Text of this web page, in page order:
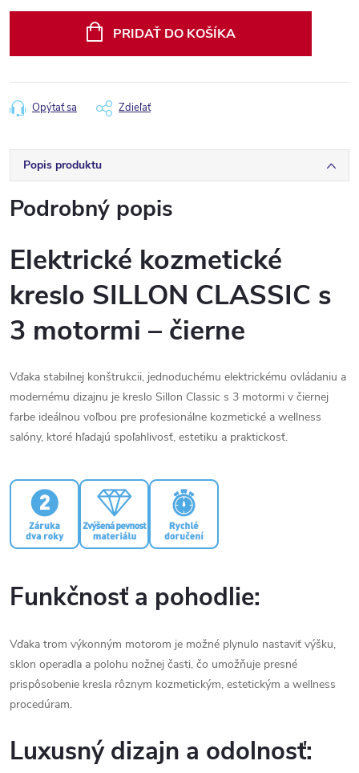
PRIDAŤ DO KOŠÍKA
Opýtať sa Zdieľať
Popis produktu
Podrobný popis
Elektrické kozmetické
kreslo SILLON CLASSIC s
3 motormi – čierne
Vďaka stabilnej konštrukcii, jednoduchému elektrickému ovládaniu a
modernému dizajnu je kreslo Sillon Classic s 3 motormi v čiernej
farbe ideálnou voľbou pre profesionálne kozmetické a wellness
salóny, ktoré hľadajú spoľahlivosť, estetiku a praktickosť.
Funkčnosťa pohodlie:
Vďaka trom výkonným motorom je možné plynulo nastaviť výšku,
sklon operadla a polohu nožnej časti, čo umožňuje presné
prispôsobenie kresla rôznym kozmetickým, estetickým a wellness
procedúram.
Luxusnýdizajn a odolnosť: